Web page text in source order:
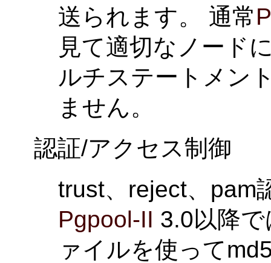
送られます。 通常
見て適切なノード
ルチステートメン
ません。
認証/アクセス制御
trust、reject、pam
Pgpool-II 3.0以降
ァイルを使って